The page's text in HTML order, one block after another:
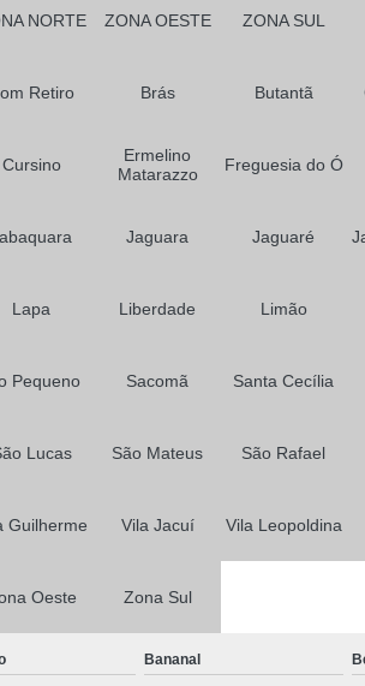
Prótese Capilar
NORTE ZONA OESTE ZONA SUL
Retiro Brás Butantã
Cursino
Ermelino
Matarazzo
Freguesia do Ó
Jaguara Jaguaré
Lapa Liberdade Limão
Pequeno Sacomã Santa Cecília
Lucas São Mateus São Rafael
Guilherme Vila Jacuí Vila Leopoldina
Oeste Zona Sul
Bananal